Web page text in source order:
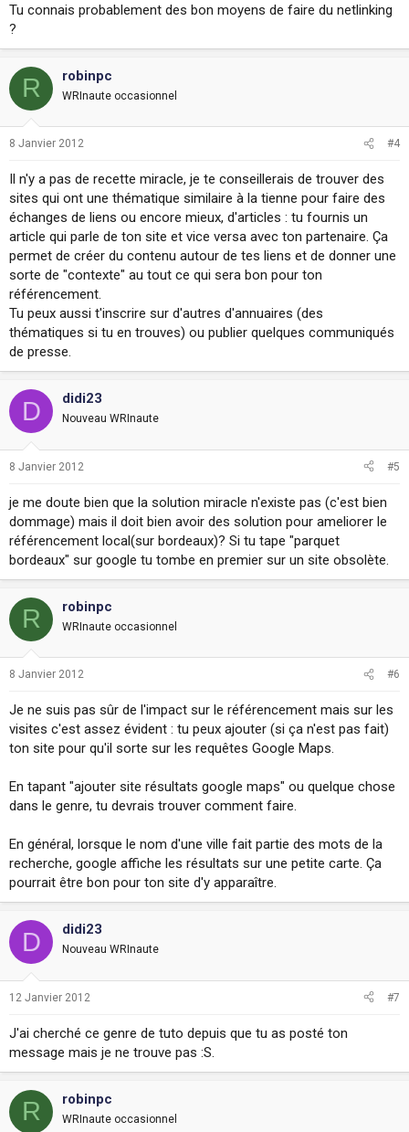
Tu connais probablement des bon moyens de faire du netlinking
?
R robinpc
WRInaute occasionnel
8 Janvier 2012 #4
Il n'y a pas de recette miracle, je te conseillerais de trouver des
sites qui ont une thématique similaire à la tienne pour faire des
échanges de liens ou encore mieux, d'articles : tu fournis un
article qui parle de ton site et vice versa avec ton partenaire. Ça
permet de créer du contenu autour de tes liens et de donner une
sorte de "contexte" au tout ce qui sera bon pour ton
référencement.
Tu peux aussi t'inscrire sur d'autres d'annuaires (des
thématiques si tu en trouves) ou publier quelques communiqués
de presse.
D didi23
Nouveau WRInaute
8 Janvier 2012 #5
je me doute bien que la solution miracle n'existe pas (c'est bien
dommage) mais il doit bien avoir des solution pour ameliorer le
référencement local(sur bordeaux)? Si tu tape "parquet
bordeaux" sur google tu tombe en premier sur un site obsolète.
R robinpc
WRInaute occasionnel
8 Janvier 2012 #6
Je ne suis pas sûr de l'impact sur le référencement mais sur les
visites c'est assez évident : tu peux ajouter (si ça n'est pas fait)
ton site pour qu'il sorte sur les requêtes Google Maps.
En tapant "ajouter site résultats google maps" ou quelque chose
dans le genre, tu devrais trouver comment faire.
En général, lorsque le nom d'une ville fait partie des mots de la
recherche, google affiche les résultats sur une petite carte. Ça
pourrait être bon pour ton site d'y apparaître.
D didi23
Nouveau WRInaute
12 Janvier 2012 #7
J'ai cherché ce genre de tuto depuis que tu as posté ton
message mais je ne trouve pas :S.
R robinpc
WRInaute occasionnel